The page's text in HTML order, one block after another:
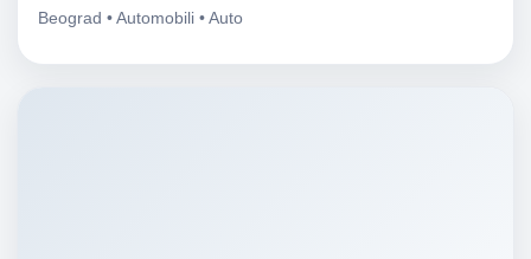
Beograd • Automobili • Auto